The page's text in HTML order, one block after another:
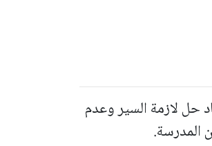
حل لازمة السير وعدم
المدرسة.